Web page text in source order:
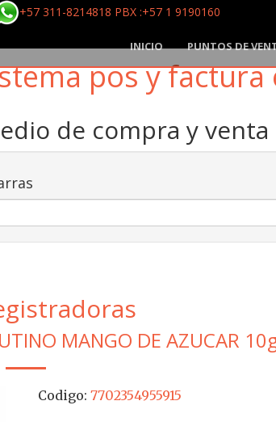
+57 311-8214818 PBX :+57 1 9190160
INICIO PUNTOS DE
pos y
de compra y
MANGO DE AZUCAR
Codigo: 7702354955915